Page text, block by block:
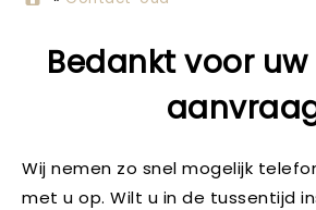
Bedankt voor
Wij nemen zo snel mogelijk
met u op. Wilt u in de tussentijd